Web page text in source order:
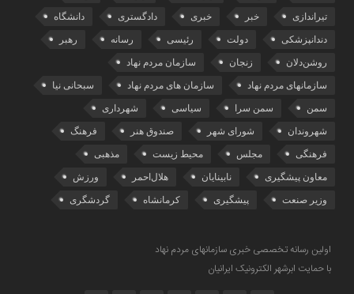
تیراندازی خبر خبری دادگستری دانشگاه
دندانپزشکی دولت رئیسی رسانه رهبر
روشن‌دلان زنجان سازمان مردم نهاد
سازمانهای مردم نهاد سازمان های مردم نهاد سبحانی نیا
سمن سمن سرا سیاسی شهرداری
شهروندان شورای شهر صندوق هنر فرهنگ
فرهنگی مجلس محیط زیست مذهبی
معاون پیشگیری نابینایان هلال‌احمر ورزش
وزیر صنعت پیشگیری کرمانشاه گردشگری
اولین رسانه تخصصی خبری سازمانهای مردم نهاد
با حمایت ابرشهر الکترونیک ایرانیان